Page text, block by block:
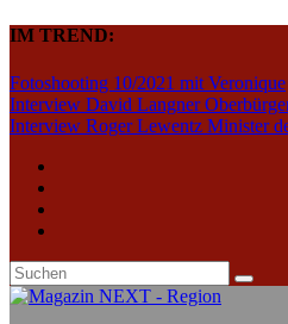
IM TREND:
Fotoshooting 10/2021 mit Veronique
Interview David Langner
Interview Roger Lewentz Minister